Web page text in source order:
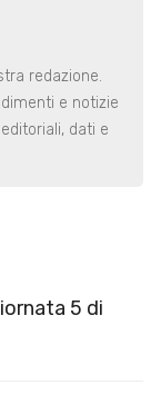
redazione.
e notizie
dati e
5 di